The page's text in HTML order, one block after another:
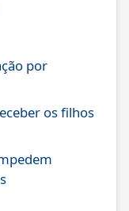
por
os filhos